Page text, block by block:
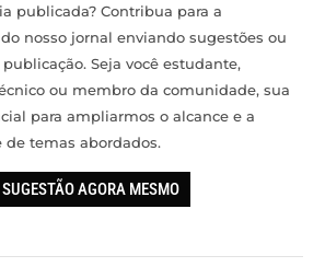
publicada? Contribua para a
nosso jornal enviando sugestões ou
Seja você estudante,
ou membro da comunidade, sua
para ampliarmos o alcance e a
de temas abordados.
AGORA MESMO